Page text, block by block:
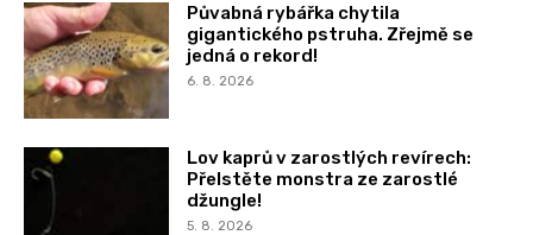
Půvabná rybářka chytila
gigantického pstruha. Zřejmě se
jedná o rekord!
6. 8. 2026
Lov kaprů v zarostlých revírech:
Přelstěte monstra ze zarostlé
džungle!
5. 8. 2026